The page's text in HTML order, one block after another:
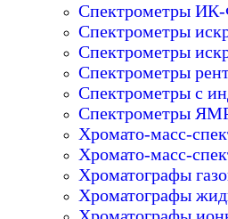
Спектрометры
Спектрометры
Спектрометры
Спектрометры
Спектрометры с
Спектрометры
Хромато-масс-
Хромато-масс-
Хроматографы
Хроматографы